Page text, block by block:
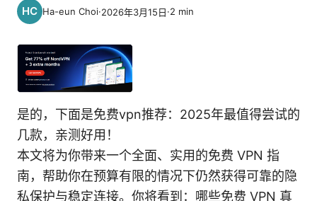
Ha-eun Choi·2026年3月15日·2 min
是的，下面是免费vpn推荐：2025年最值得尝试的
几款，亲测好用！
本文将为你带来一个全面、实用的免费 VPN 指
南，帮助你在预算有限的情况下仍然获得可靠的隐
私保护与稳定连接。你将看到：哪些免费 VPN 真